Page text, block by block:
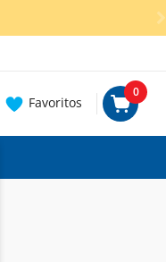
Favoritos
0